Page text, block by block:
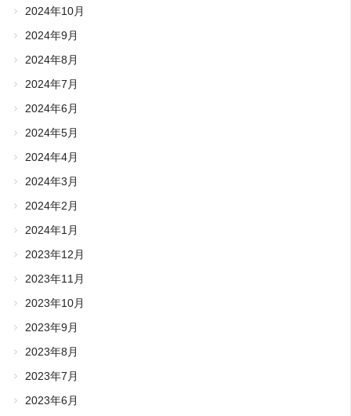
2024年10月
2024年9月
2024年8月
2024年7月
2024年6月
2024年5月
2024年4月
2024年3月
2024年2月
2024年1月
2023年12月
2023年11月
2023年10月
2023年9月
2023年8月
2023年7月
2023年6月